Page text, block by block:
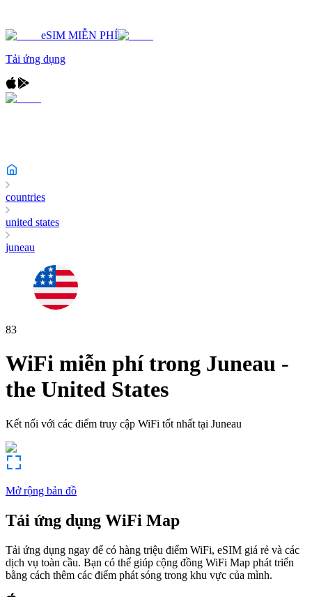
eSIM MIỄN PHÍ
Tải ứng dụng
countries
united states
juneau
83
WiFi miễn phí trong Juneau -
the United States
Kết nối với các điểm truy cập WiFi tốt nhất tại Juneau
Mở rộng bản đồ
Tải ứng dụng WiFi Map
Tải ứng dụng ngay để có hàng triệu điểm WiFi, eSIM giá rẻ và các
dịch vụ toàn cầu. Bạn có thể giúp cộng đồng WiFi Map phát triển
bằng cách thêm các điểm phát sóng trong khu vực của mình.